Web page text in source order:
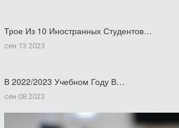
Трое Из 10 Иностранных Студентов…
сен 13 2023
В 2022/2023 Учебном Году В…
сен 08 2023